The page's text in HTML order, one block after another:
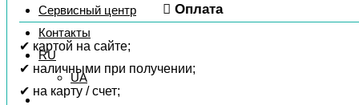
Сервисный центр
Контакты
RU
UA
Оплата
✔ картой на сайте;
✔ наличными при получении;
✔ на карту / счет;